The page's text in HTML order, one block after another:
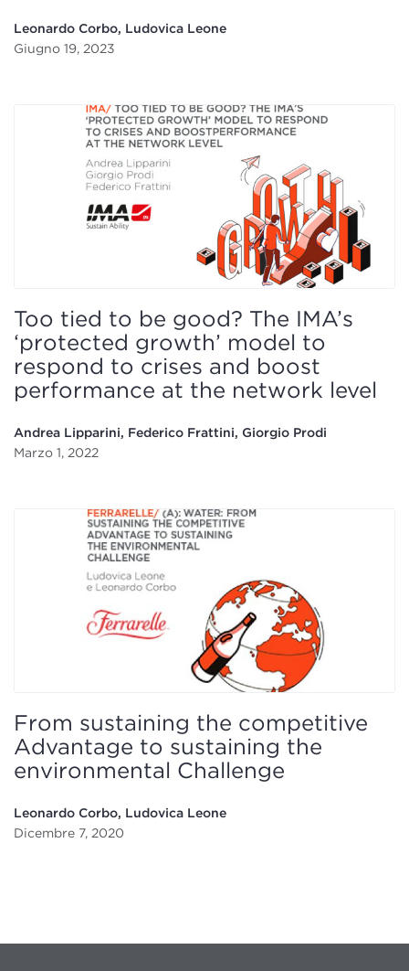
Leonardo Corbo, Ludovica Leone
Giugno 19, 2023
Too tied to be good? The IMA’s
‘protected growth’ model to
respond to crises and boost
performance at the network level
Andrea Lipparini, Federico Frattini, Giorgio Prodi
Marzo 1, 2022
From sustaining the competitive
Advantage to sustaining the
environmental Challenge
Leonardo Corbo, Ludovica Leone
Dicembre 7, 2020